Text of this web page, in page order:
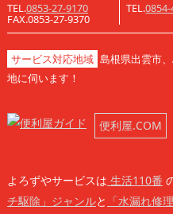
TEL.0853-27-9170
FAX.0853-27-9370
TEL.
サービス対応地域 島根県出雲市
地に伺います！
便利屋.COM
よろずやサービスは 生活110番
チ駆除」ジャンルと 「水漏れ修